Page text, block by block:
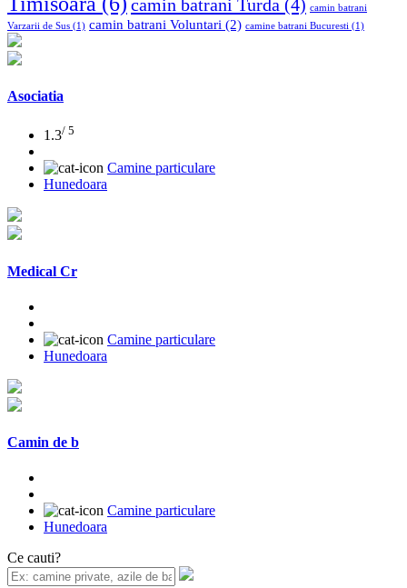
camin batrani Turda (4) camin batrani
Varzarii de Sus (1) camin batrani Voluntari (2) camine batrani Bucuresti (1)
Asociatia
1.3/ 5
Camine particulare
Hunedoara
Medical Cr
Camine particulare
Hunedoara
Camin de b
Camine particulare
Hunedoara
Ce cauti?